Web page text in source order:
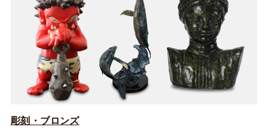
彫刻・ブロンズ